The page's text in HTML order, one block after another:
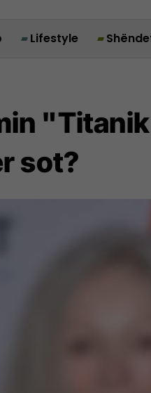
Lifestyle
sot?